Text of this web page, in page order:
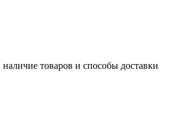
товаров и способы доставки